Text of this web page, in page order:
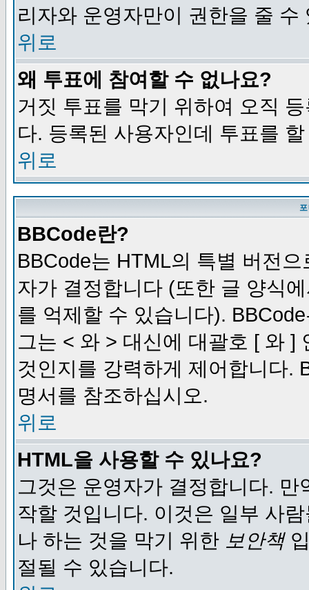
리자와 운영자만이 권한을 줄
위로
왜 투표에 참여할 수 없나요?
거짓 투표를 막기 위하여 오직
다. 등록된 사용자인데 투표를
위로
BBCode란?
BBCode는 HTML의 특별 버전
자가 결정합니다 (또한 글 양식
를 억제할 수 있습니다).
그는 < 와 > 대신에 대괄호 [ 와 ]
것인지를 강력하게 제어합니다.
명서를 참조하십시오.
위로
HTML을 사용할 수 있나요?
그것은 운영자가 결정합니다.
작할 것입니다. 이것은 일부 사
나 하는 것을 막기 위한 보안책
절될 수 있습니다.